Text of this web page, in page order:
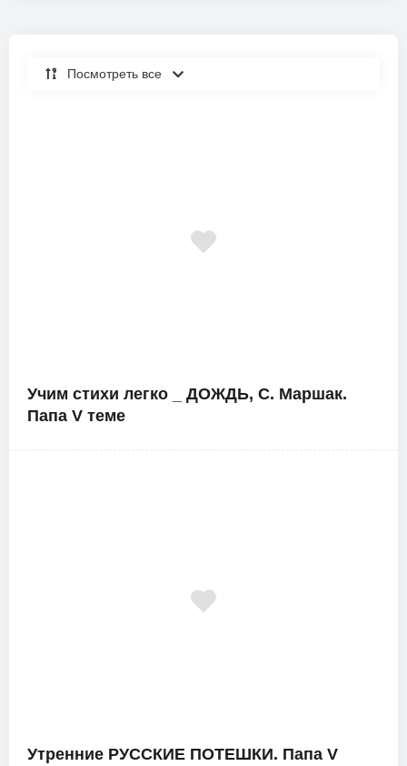
Посмотреть все
Учим стихи легко _ ДОЖДЬ, С. Маршак.
Папа V теме
Утренние РУССКИЕ ПОТЕШКИ. Папа V